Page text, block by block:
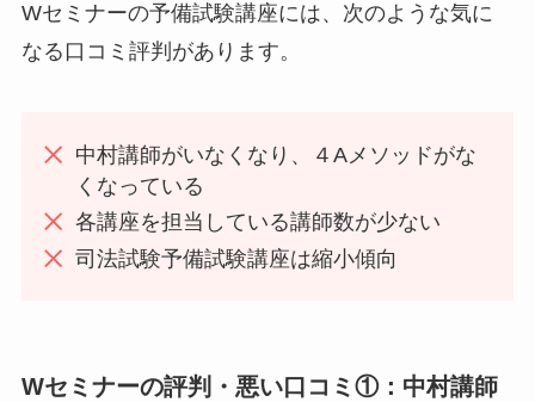
Wセミナーの予備試験講座には、次のような気に
なる口コミ評判があります。
中村講師がいなくなり、４Aメソッドがな
くなっている
各講座を担当している講師数が少ない
司法試験予備試験講座は縮小傾向
Wセミナーの評判・悪い口コミ①：中村講師